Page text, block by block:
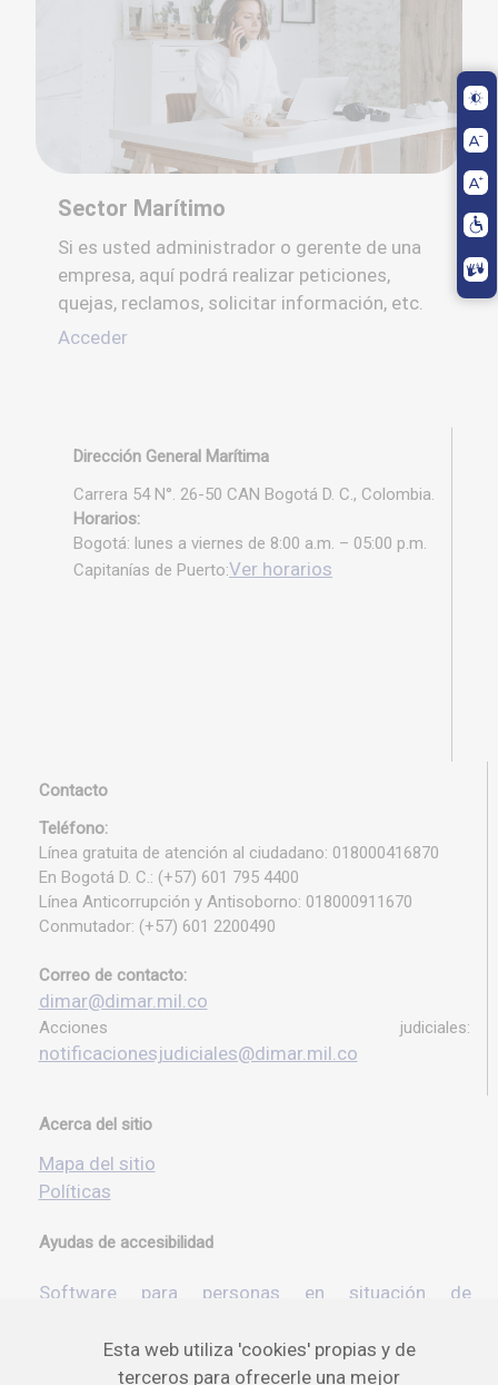
Esta web utiliza 'cookies' propias y de
terceros para ofrecerle una mejor
Dirección General Marítima
Carrera 54 N°. 26-50 CAN Bogotá D. C., Colombia.
Horarios:
Bogotá: lunes a viernes de 8:00 a.m. – 05:00 p.m.
Capitanías de Puerto:Ver horarios
Contacto
Teléfono:
Línea gratuita de atención al ciudadano: 018000416870
En Bogotá D. C.: (+57) 601 795 4400
Línea Anticorrupción y Antisoborno: 018000911670
Conmutador: (+57) 601 2200490
Correo de contacto:
dimar@dimar.mil.co
Acciones judiciales:
notificacionesjudiciales@dimar.mil.co
Acerca del sitio
Mapa del sitio
Políticas
Ayudas de accesibilidad
Software para personas en situación de